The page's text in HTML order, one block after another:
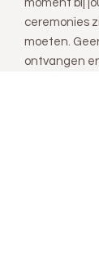
moment bij
ceremonies
moeten.
ontvangen